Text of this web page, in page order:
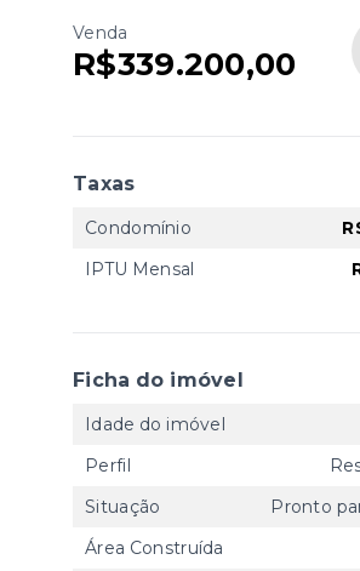
Venda
R$339.200,00
Taxas
Condomínio
IPTU Mensal
Ficha do imóvel
Idade do imóvel
Perfil
Situação
Pronto
Área Construída